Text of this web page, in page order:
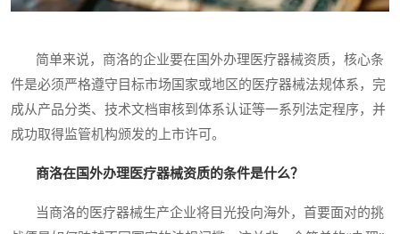
简单来说，商洛的企业要在国外办理医疗器械资质，核心条
件是必须严格遵守目标市场国家或地区的医疗器械法规体系，完
成从产品分类、技术文档审核到体系认证等一系列法定程序，并
成功取得监管机构颁发的上市许可。
商洛在国外办理医疗器械资质的条件是什么？
当商洛的医疗器械生产企业将目光投向海外，首要面对的挑